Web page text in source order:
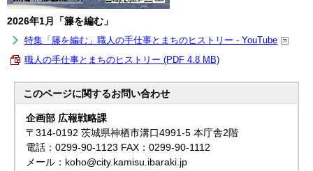
2026年1月「籐を編む」
特集「籐を編む」職人の手仕事とまちのヒストリー - YouTube
職人の手仕事とまちのヒストリー (PDF 4.8 MB)
このページに関するお問い合わせ
企画部 広報戦略課
〒314-0192 茨城県神栖市溝口4991-5 本庁舎2階
電話：0299-90-1123 FAX：0299-90-1112
メール：koho@city.kamisu.ibaraki.jp